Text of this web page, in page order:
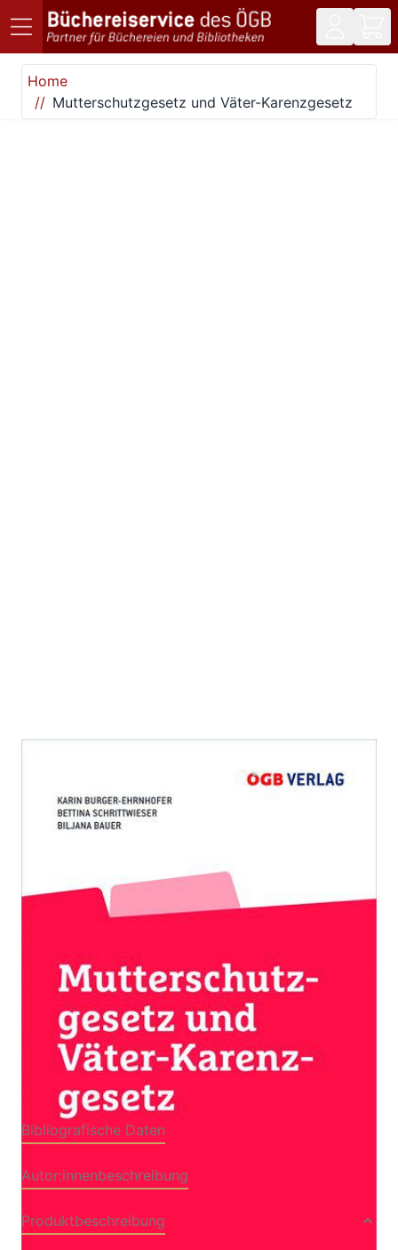
Direkt zum Inhalt
Home
Mutterschutzgesetz und Väter-Karenzgesetz
Mutterschutzgesetz und Väter-
Karenzgesetz
Karin Burger-Ehrnhofer,Bettina Schrittwieser,
Verlag: ÖGB Verlag 28.02.2020
Buch 788 Seiten
Softcover
ISBN: 978-3-
99046435-9
Bibliografische Daten
Autor:innenbeschreibung
Produktbeschreibung